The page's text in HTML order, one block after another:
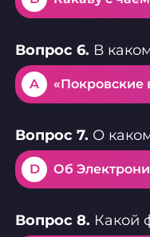
Вопрос 6. В
A «Покровские
Вопрос 7. О
D Об
Вопрос 8. Какой